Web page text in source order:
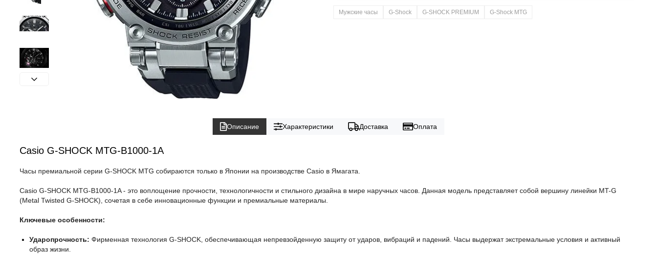
Мужские часы G-Shock G-SHOCK PREMIUM G-Shock MTG
Описание Характеристики Доставка Оплата
Casio G-SHOCK MTG-B1000-1A
Часы премиальной серии G-SHOCK MTG собираются только в Японии на производстве Casio в Ямагата.
Casio G-SHOCK MTG-B1000-1A - это воплощение прочности, технологичности и стильного дизайна в мире наручных часов. Данная модель представляет собой вершину линейки MT-G
(Metal Twisted G-SHOCK), сочетая в себе инновационные функции и премиальные материалы.
Ключевые особенности:
Ударопрочность: Фирменная технология G-SHOCK, обеспечивающая непревзойденную защиту от ударов, вибраций и падений. Часы выдержат экстремальные условия и активный
образ жизни.